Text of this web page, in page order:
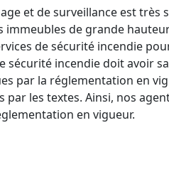
et de surveillance est très
immeubles de grande
de sécurité incendie
sécurité incendie doit avoir
par la réglementation en
par les textes. Ainsi, nos
en vigueur.